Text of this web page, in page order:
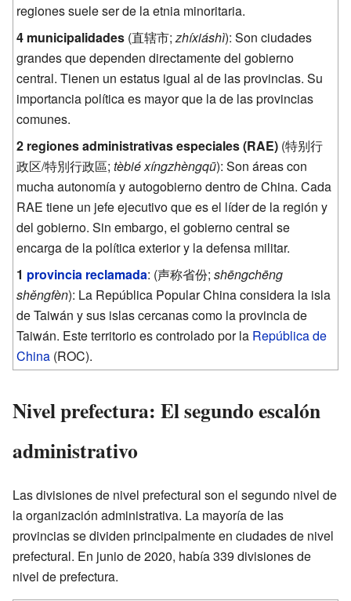
regiones suele ser de la etnia minoritaria.
4 municipalidades (直辖市;zhíxiáshì): Son ciudades
grandes que dependen directamente del gobierno
central. Tienen un estatus igual al de las provincias. Su
importancia política es mayor que la de las provincias
comunes.
2 regiones administrativas especiales (RAE) (特别行
政区/特別行政區; tèbié xíngzhèngqū): Son áreas con
mucha autonomía y autogobierno dentro de China. Cada
RAE tiene un jefe ejecutivo que es el líder de la región y
del gobierno. Sin embargo, el gobierno central se
encarga de la política exterior y la defensa militar.
1 provincia reclamada: (声称省份; shēngchēng
shěngfèn): La República Popular China considera la isla
de Taiwán y sus islas cercanas como la provincia de
Taiwán. Este territorio es controlado por la República de
China (ROC).
Nivel prefectura: El segundo escalón
administrativo
Las divisiones de nivel prefectural son el segundo nivel de
la organización administrativa. La mayoría de las
provincias se dividen principalmente en ciudades de nivel
prefectural. En junio de 2020, había 339 divisiones de
nivel de prefectura.